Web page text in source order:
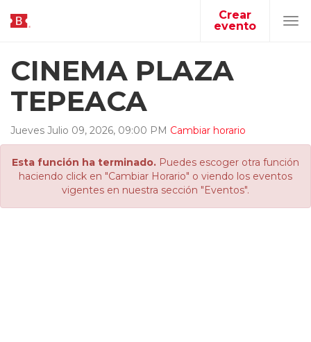
Crear
evento
CINEMA PLAZA
TEPEACA
Jueves Julio 09, 2026, 09:00 PM Cambiar horario
Esta función ha terminado. Puedes escoger otra función
haciendo click en "Cambiar Horario" o viendo los eventos
vigentes en nuestra sección "Eventos".